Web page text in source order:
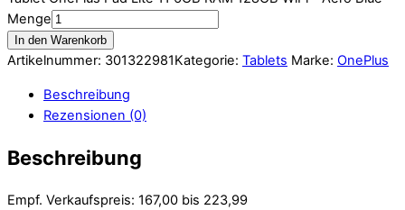
Menge
In den Warenkorb
Artikelnummer: 301322981Kategorie: Tablets Marke: OnePlus
Beschreibung
Rezensionen (0)
Beschreibung
Empf. Verkaufspreis: 167,00 bis 223,99